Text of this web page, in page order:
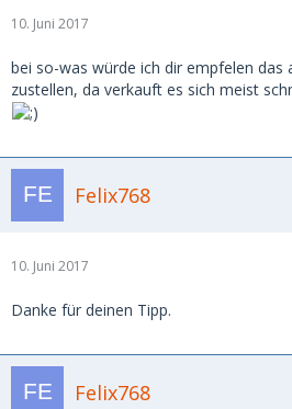
10. Juni 2017
bei so-was würde ich dir empfelen das
zustellen, da verkauft es sich meist
Felix768
10. Juni 2017
Danke für deinen Tipp.
Felix768